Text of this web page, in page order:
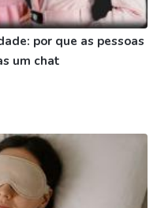
por que as pessoas
um chat